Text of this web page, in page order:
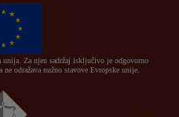
unija. Za njen sadržaj isključivo je odgovorno
odražava nužno stavove Evropske unije.